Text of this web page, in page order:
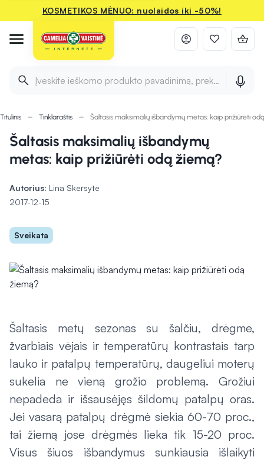
KOSMETIKOS MĖNUO: nuolaidos iki -50%!
Įveskite ieškomo produkto pavadinimą, prekės ženklą ir
Titulinis Tinklaraštis Šaltasis maksimalių išbandymų metas: kaip prižiūrėti
Šaltasis maksimalių išbandymų
metas: kaip prižiūrėti odą žiemą?
Autorius: Lina Skersytė
2017-12-15
Sveikata
Šaltasis metų sezonas su šalčiu, drėgme,
žvarbiais vėjais ir temperatūrų kontrastais tarp
lauko ir patalpų temperatūrų, daugeliui moterų
sukelia ne vieną grožio problemą. Grožiui
nepadeda ir išsausėjęs šildomų patalpų oras.
Jei vasarą patalpų drėgmė siekia 60-70 proc.,
tai žiemą jose drėgmės lieka tik 15-20 proc.
Visus šiuos išbandymus sunkiausia išlaikyti